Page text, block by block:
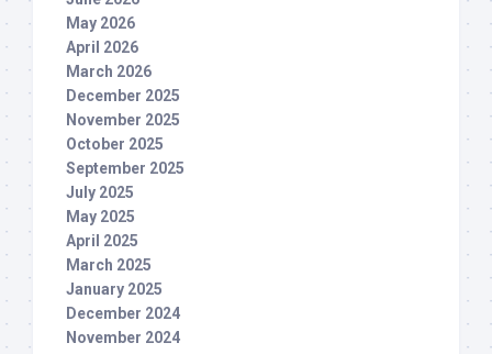
May 2026
April 2026
March 2026
December 2025
November 2025
October 2025
September 2025
July 2025
May 2025
April 2025
March 2025
January 2025
December 2024
November 2024